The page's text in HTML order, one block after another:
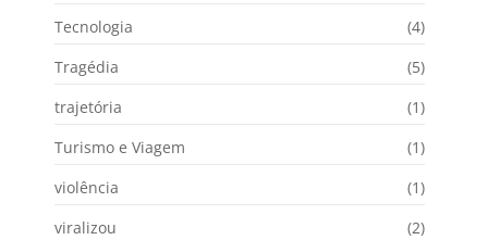
Tecnologia
(4)
Tragédia
(5)
trajetória
(1)
Turismo e Viagem
(1)
violência
(1)
viralizou
(2)